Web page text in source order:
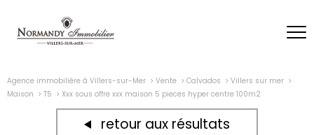
Agence immobilière à Villers-sur-Mer Vente Calvados
Villers sur mer
Maison
T5 Xxx sous offre xxx maison 5 pieces hyper centre 100m2
retour aux résultats